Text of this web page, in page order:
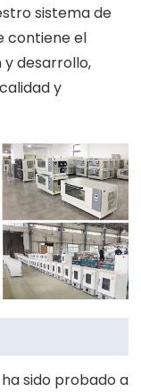
sistema de
contiene el
y desarrollo,
y
sido probado a